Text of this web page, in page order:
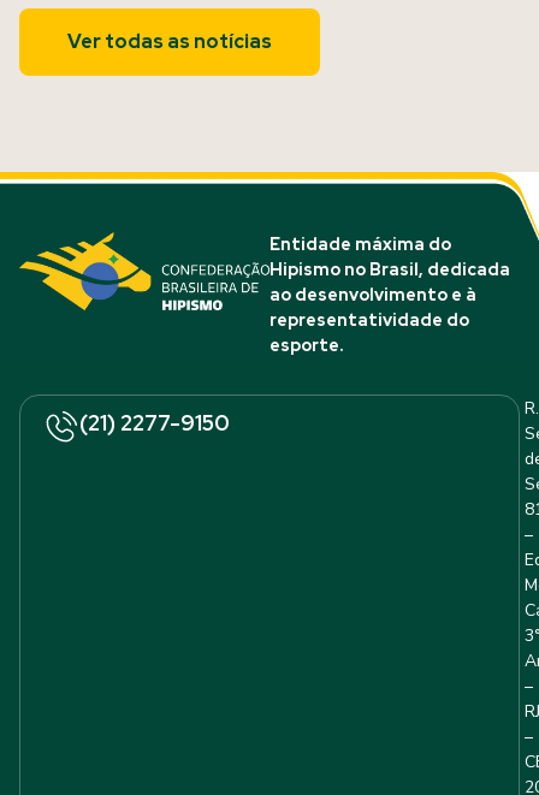
Ver todas as notícias
Entidade máxima do
Hipismo no Brasil, dedicada
ao desenvolvimento e à
representatividade do
esporte.
(21) 2277-9150
R.
–
–
RJ
–